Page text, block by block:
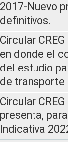
2017-Nuevo
definitivos.
Circular
en donde el
del estudio
de transporte
Circular
presenta,
Indicativa